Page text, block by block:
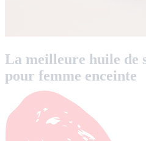
La meilleure huile de
pour femme enceinte